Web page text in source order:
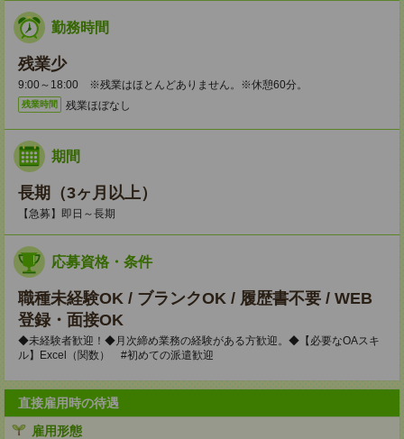
勤務時間
残業少
9:00～18:00 ※残業はほとんどありません。※休憩60分。
残業時間 残業ほぼなし
期間
長期（3ヶ月以上）
【急募】即日～長期
応募資格・条件
職種未経験OK / ブランクOK / 履歴書不要 / WEB
登録・面接OK
◆未経験者歓迎！◆月次締め業務の経験がある方歓迎。◆【必要なOAスキ
ル】Excel（関数） #初めての派遣歓迎
直接雇用時の待遇
雇用形態